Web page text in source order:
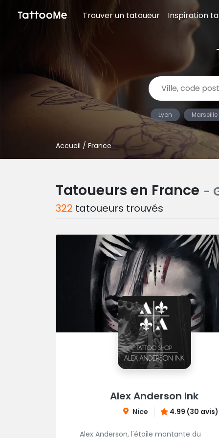
Trouver un tatoueur Inspiration
Lyon Marseille
Accueil / France
Tatoueurs en France -
322 tatoueurs trouvés
Alex Anderson Ink
Nice 4.99 (30 avis)
Alex Anderson, l'étoile montante du